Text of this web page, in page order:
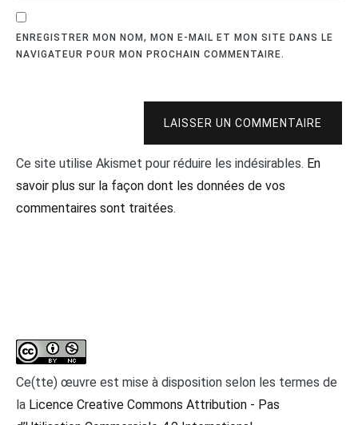
ENREGISTRER MON NOM, MON E-MAIL ET MON SITE DANS LE
NAVIGATEUR POUR MON PROCHAIN COMMENTAIRE.
LAISSER UN COMMENTAIRE
Ce site utilise Akismet pour réduire les indésirables. En
savoir plus sur la façon dont les données de vos
commentaires sont traitées.
Ce(tte) œuvre est mise à disposition selon les termes de
la Licence Creative Commons Attribution - Pas